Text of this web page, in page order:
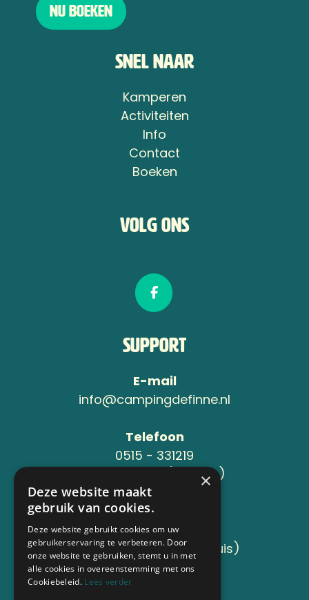
Nu boeken
Snel naar
Kamperen
Activiteiten
Info
Contact
Boeken
Volg ons
Support
E-mail
info@campingdefinne.nl
Telefoon
0515 - 331219
06-24119734 (Jeroen )
Adres
Sânleansterdyk 6
8736 JB Reahûs (Roodhuis)
Aangesloten bij
×
Deze website maakt
gebruik van cookies.
Deze website gebruikt cookies om uw
gebruikerservaring te verbeteren. Door
onze website te gebruiken, stemt u in met
alle cookies in overeenstemming met ons
Cookiebeleid. Lees verder